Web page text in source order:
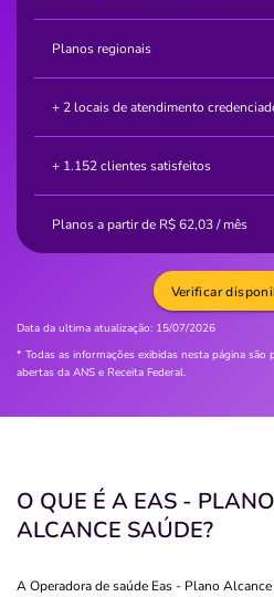
Planos regionais
+ 2 locais de atendimento
+ 1.152 clientes satisfeitos
Planos a partir de R$62,03/ mês
Data da ultima atualização: 15/07/2026
* Todas as informações exibidas nesta página
abertas da ANS e Receita Federal.
Verificar
O QUE É A EAS - PLANO
ALCANCE SAÚDE?
A Operadora de saúde Eas - Plano